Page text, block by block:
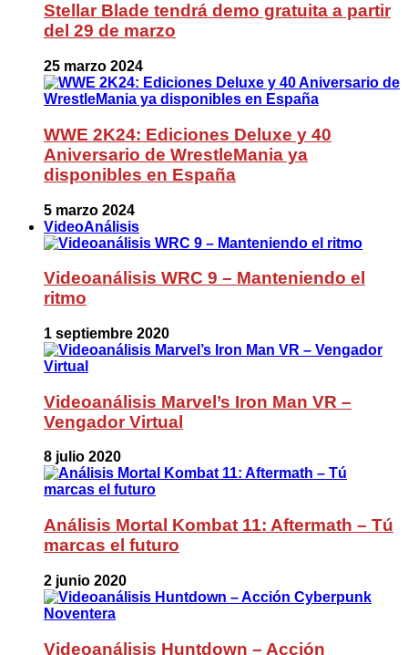
Stellar Blade tendrá demo gratuita a partir
del 29 de marzo
25 marzo 2024
WWE 2K24: Ediciones Deluxe y 40
Aniversario de WrestleMania ya
disponibles en España
5 marzo 2024
VideoAnálisis
Videoanálisis WRC 9 – Manteniendo el
ritmo
1 septiembre 2020
Videoanálisis Marvel’s Iron Man VR –
Vengador Virtual
8 julio 2020
Análisis Mortal Kombat 11: Aftermath – Tú
marcas el futuro
2 junio 2020
Videoanálisis Huntdown – Acción